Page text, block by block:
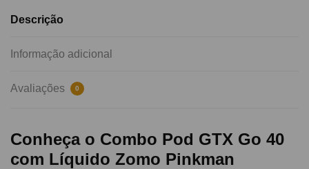
Descrição
Informação adicional
Avaliações 0
Conheça o Combo Pod GTX Go 40
com Líquido Zomo Pinkman